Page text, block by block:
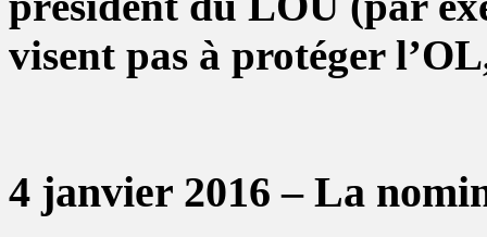
visent pas à protéger
4 janvier 2016 – La